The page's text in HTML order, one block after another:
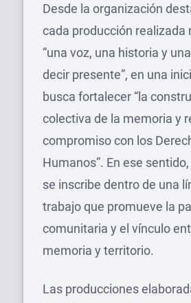
Desde la organización
cada producción realizada
“una voz, una historia y
decir presente”, en una
busca fortalecer “la
colectiva de la memoria y
compromiso con los
Humanos”. En ese
se inscribe dentro de una
trabajo que promueve la
comunitaria y el vínculo
memoria y territorio.
Las producciones